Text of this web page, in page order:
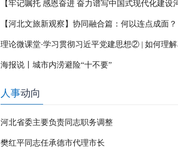
【河北文旅新观察】协同融合篇：何以连点成面？
海报说丨城市内涝避险“十不要”
人事动向
河北省委主要负责同志职务调整
樊红平同志任承德市代理市长